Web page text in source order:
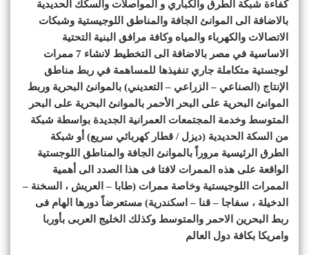
كفاءة شبكة الطرق والكباري و المواصلات والسكك الحديدية
بالاضافة الى الموانئ الجافة والمناطق اللوجيستية وشبكات
الاتصالات والكهرباء والمياه وكافة مرافق البنية التحتية
الاساسية في مصر بالاضافة الى التخطيط لانشاء 7 ممرات
لوجستية متكاملة جاري تنفيذها للمساهمة في ربط مناطق
الإنتاج (الصناعي – الزراعي – التعديني) بالموانئ البحرية وربط
الموانئ البحرية على البحر الأحمر بالموانئ البحرية على البحر
المتوسط وخدمة المجتمعات العمرانية الجديدة بواسطة شبكة
من السكة الحديدية (ديزل / قطار كهربائي سريع) أو شبكة
الطرق الرئيسية مروراً بالموانئ الجافة والمناطق اللوجستية
الواقعة على هذه الممرات لافتا فى هذا الصدد الى أهمية
الممرات اللوجيستية وخاصة ممرات (طابا – العريش ، السخنة –
الدخيلة ، سفاجا – قنا – اسكندرية) مستعرضاً دورها الهام فى
ربط البحرين الاحمر والمتوسط وكذلك الخليج العربى بأوربا
وامريكا بكافة دول العالم